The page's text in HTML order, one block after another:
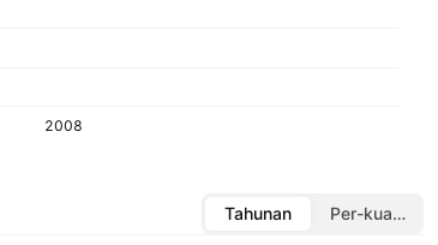
2008
Tahunan
Per-kuartal